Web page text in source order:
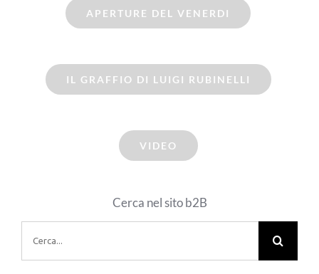
APERTURE DEL VENERDI
IL GRAFFIO DI LUIGI RUBINELLI
VIDEO
Cerca nel sito b2B
per: